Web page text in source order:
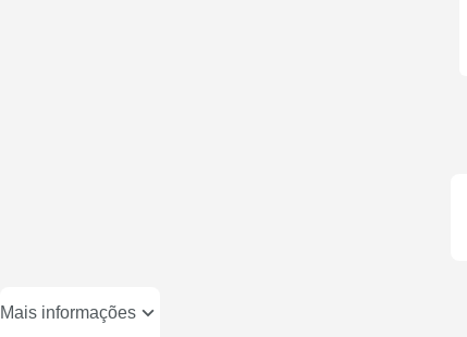
Mais informações